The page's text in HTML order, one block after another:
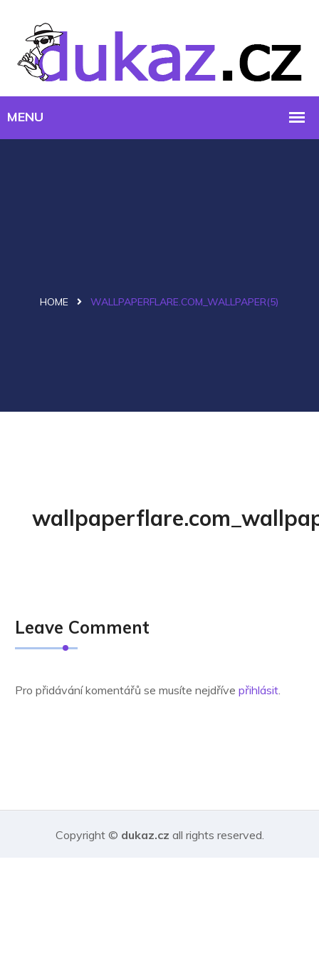
HOME WALLPAPERFLARE.COM_WALLPAPER(5)
Leave Comment
Pro přidávání komentářů se musíte nejdříve přihlásit.
Copyright © dukaz.cz all rights reserved.